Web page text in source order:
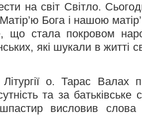
на світ Світло.
Бога і нашою
що стала покровом
які шукали в житті
о. Тарас Валах
та за
висловив слова